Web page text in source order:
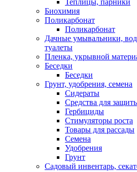
Биохимия
Поликарбонат
Поликарбонат
Дачные умывальники,
туалеты
Пленка, укрывной
Беседки
Беседки
Грунт, удобрения, семена
Сидераты
Средства для
Гербициды
Стимуляторы роста
Товары для рассады
Семена
Удобрения
Грунт
Садовый инвентарь,